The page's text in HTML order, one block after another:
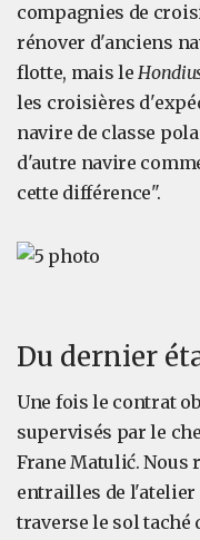
compagnies de
rénover d'anciens
flotte, mais le
les croisières
navire de classe
d'autre navire
cette différence".
Du dernier
Une fois le contrat
supervisés par le
Frane Matulić. Nous
entrailles de
traverse le sol